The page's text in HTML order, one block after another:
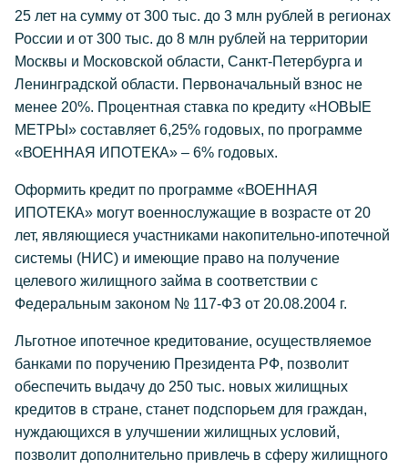
25 лет на сумму от 300 тыс. до 3 млн рублей в регионах
России и от 300 тыс. до 8 млн рублей на территории
Москвы и Московской области, Санкт-Петербурга и
Ленинградской области. Первоначальный взнос не
менее 20%. Процентная ставка по кредиту «НОВЫЕ
МЕТРЫ» составляет 6,25% годовых, по программе
«ВОЕННАЯ ИПОТЕКА» – 6% годовых.
Оформить кредит по программе «ВОЕННАЯ
ИПОТЕКА» могут военнослужащие в возрасте от 20
лет, являющиеся участниками накопительно-ипотечной
системы (НИС) и имеющие право на получение
целевого жилищного займа в соответствии с
Федеральным законом № 117-ФЗ от 20.08.2004 г.
Льготное ипотечное кредитование, осуществляемое
банками по поручению Президента РФ, позволит
обеспечить выдачу до 250 тыс. новых жилищных
кредитов в стране, станет подспорьем для граждан,
нуждающихся в улучшении жилищных условий,
позволит дополнительно привлечь в сферу жилищного